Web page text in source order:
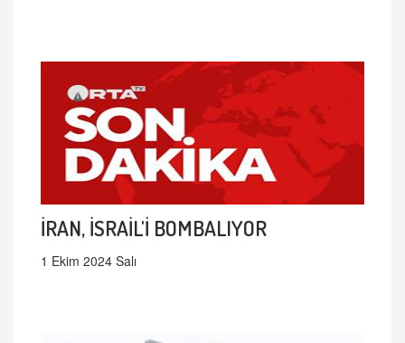
İRAN, İSRAİL'İ BOMBALIYOR
1 Ekim 2024 Salı